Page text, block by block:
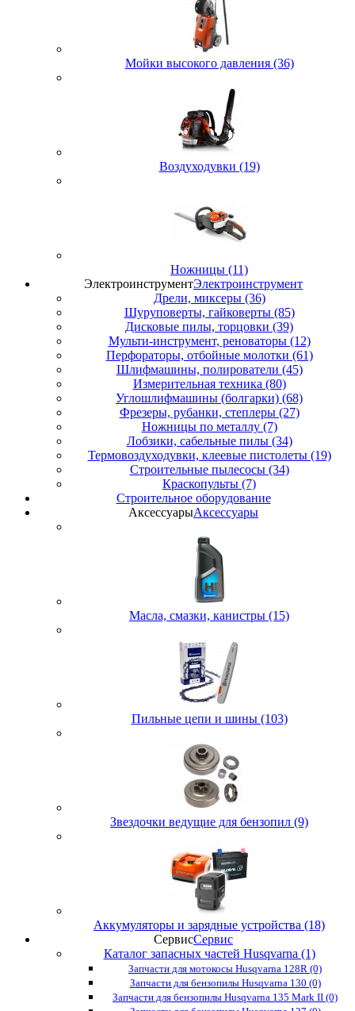
Мойки высокого давления (36)
Воздуходувки (19)
Ножницы (11)
ЭлектроинструментЭлектроинструмент
Дрели, миксеры (36)
Шуруповерты, гайковерты (85)
Дисковые пилы, торцовки (39)
Мульти-инструмент, реноваторы (12)
Перфораторы, отбойные молотки (61)
Шлифмашины, полирователи (45)
Измерительная техника (80)
Углошлифмашины (болгарки) (68)
Фрезеры, рубанки, степлеры (27)
Ножницы по металлу (7)
Лобзики, сабельные пилы (34)
Термовоздуходувки, клеевые пистолеты (19)
Строительные пылесосы (34)
Краскопульты (7)
Строительное оборудование
АксессуарыАксессуары
Масла, смазки, канистры (15)
Пильные цепи и шины (103)
Звездочки ведущие для бензопил (9)
Аккумуляторы и зарядные устройства (18)
СервисСервис
Каталог запасных частей Husqvarna (1)
Запчасти для мотокосы Husqvarna 128R (0)
Запчасти для бензопилы Husqvarna 130 (0)
Запчасти для бензопилы Husqvarna 135 Mark II (0)